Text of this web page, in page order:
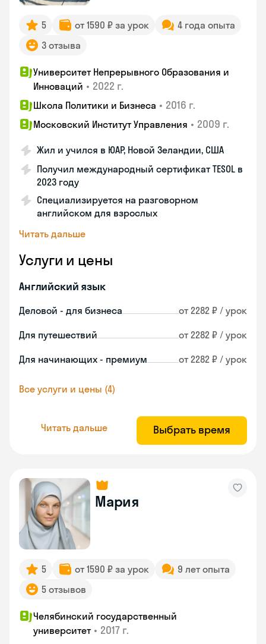
5 от 1590 ₽ за урок
4 года опыта
3 отзыва
Университет Непрерывного Образования и
Инноваций • 2022 г.
Школа Политики и Бизнеса • 2016 г.
Московский Институт Управления • 2009 г.
Жил и учился в ЮАР, Новой Зеландии, США
Получил международный сертификат TESOL в
2023 году
Специализируется на разговорном
английском для взрослых
Читать дальше
Услуги и цены
Английский язык
Деловой - для бизнеса от 2282 ₽ / урок
Для путешествий от 2282 ₽ / урок
Для начинающих - премиум от 2282 ₽ / урок
Все услуги и цены (4)
Читать дальше Выбрать время
Мария
5 от 1590 ₽ за урок
9 лет опыта
5 отзывов
Челябинский государственный
университет • 2017 г.